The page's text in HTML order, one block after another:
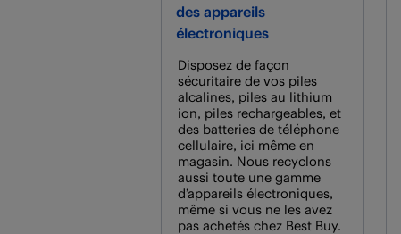
des appareils
électroniques
Disposez de façon
sécuritaire de vos piles
alcalines, piles au lithium
ion, piles rechargeables, et
des batteries de téléphone
cellulaire, ici même en
magasin. Nous recyclons
aussi toute une gamme
d’appareils électroniques,
même si vous ne les avez
pas achetés chez Best Buy.